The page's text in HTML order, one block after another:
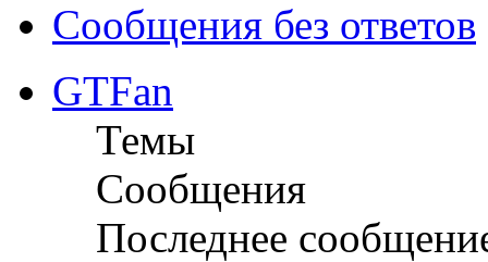
Сообщения без ответов
GTFan
Темы
Сообщения
Последнее